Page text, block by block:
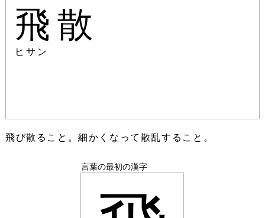
飛散
ヒサン
飛び散ること。細かくなって散乱すること。
言葉の最初の漢字